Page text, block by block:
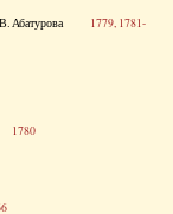
Н.В. Абатурова 1779, 1781-
1780